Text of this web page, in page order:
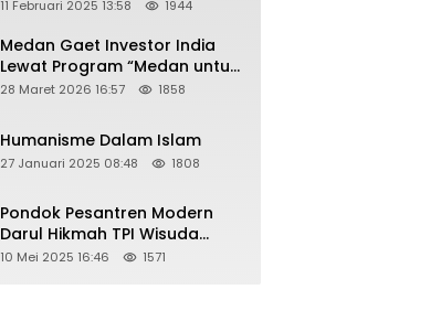
11 Februari 2025 13:58 1944
Medan Gaet Investor India
Lewat Program “Medan untuk
Semua”
28 Maret 2026 16:57 1858
Humanisme Dalam Islam
27 Januari 2025 08:48 1808
Pondok Pesantren Modern
Darul Hikmah TPI Wisuda
Santri/Santriwati Angkatan
10 Mei 2025 16:46 1571